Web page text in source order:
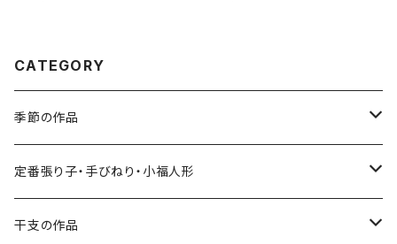
CATEGORY
季節の作品
張り子
手びねり人形
定番張り子・手びねり・小福人形
張り子
干支の作品